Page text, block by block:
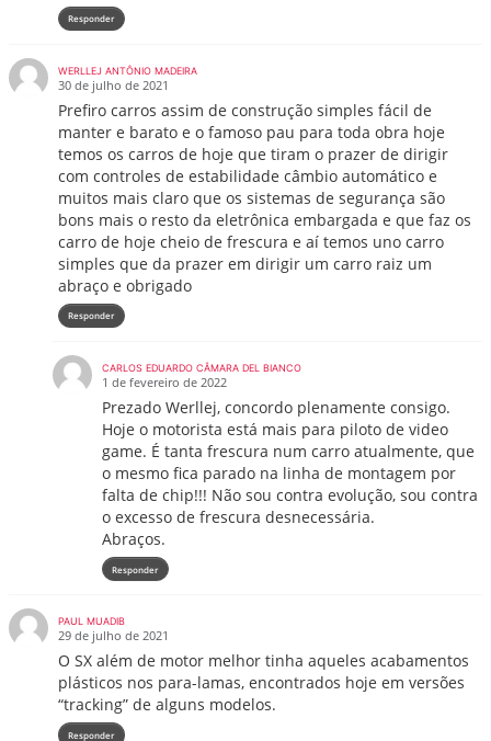
Responder
WERLLEJ ANTÔNIO MADEIRA
30 de julho de 2021
Prefiro carros assim de construção simples fácil de
manter e barato e o famoso pau para toda obra hoje
temos os carros de hoje que tiram o prazer de dirigir
com controles de estabilidade câmbio automático e
muitos mais claro que os sistemas de segurança são
bons mais o resto da eletrônica embargada e que faz os
carro de hoje cheio de frescura e aí temos uno carro
simples que da prazer em dirigir um carro raiz um
abraço e obrigado
Responder
CARLOS EDUARDO CÂMARA DEL BIANCO
1 de fevereiro de 2022
Prezado Werllej, concordo plenamente consigo.
Hoje o motorista está mais para piloto de video
game. É tanta frescura num carro atualmente, que
o mesmo fica parado na linha de montagem por
falta de chip!!! Não sou contra evolução, sou contra
o excesso de frescura desnecessária.
Abraços.
Responder
PAUL MUADIB
29 de julho de 2021
O SX além de motor melhor tinha aqueles acabamentos
plásticos nos para-lamas, encontrados hoje em versões
“tracking” de alguns modelos.
Responder